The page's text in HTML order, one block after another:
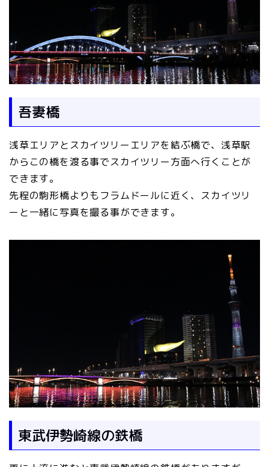
吾妻橋
浅草エリアとスカイツリーエリアを結ぶ橋で、浅草駅
からこの橋を渡る事でスカイツリー方面へ行くことが
できます。
先程の駒形橋よりもフラムドールに近く、スカイツリ
ーと一緒に写真を撮る事ができます。
東武伊勢崎線の鉄橋